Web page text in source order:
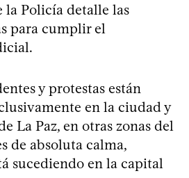
la Policía detalle las
para cumplir el
y protestas están
en la ciudad y
La Paz, en otras zonas del
de absoluta calma,
sucediendo en la capital